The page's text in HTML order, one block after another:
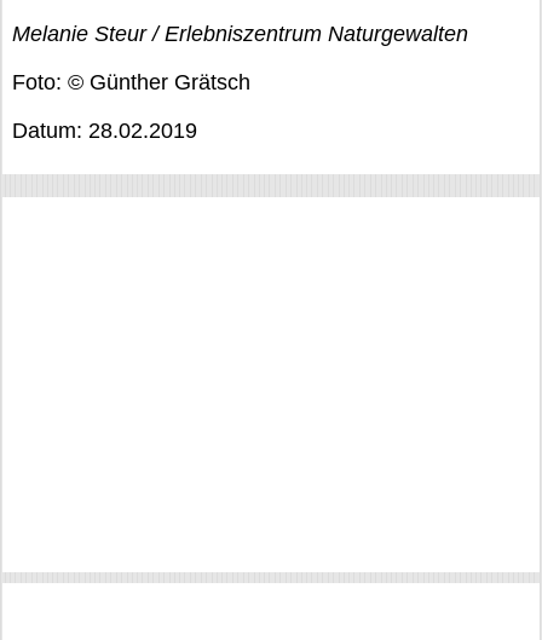
Melanie Steur / Erlebniszentrum Naturgewalten
Foto: © Günther Grätsch
Datum: 28.02.2019